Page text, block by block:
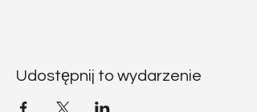
Udostępnij to wydarzenie